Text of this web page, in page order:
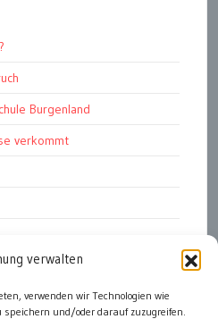
verwalten
verwenden wir Technologien wie
speichern und/oder darauf zuzugreifen.
Burgenland
verkommt
Nation“